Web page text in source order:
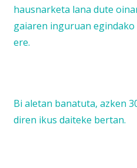
hausnarketa lana dute
gaiaren inguruan
ere.
Bi aletan banatuta, azken
diren ikus daiteke bertan.